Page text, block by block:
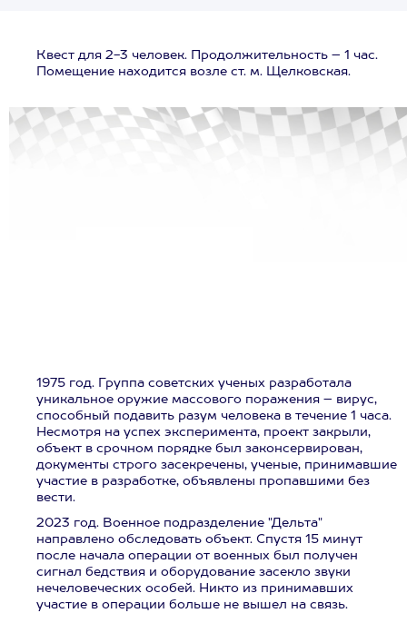
Квест для 2-3 человек. Продолжительность – 1 час.
Помещение находится возле ст. м. Щелковская.
1975 год. Группа советских ученых разработала
уникальное оружие массового поражения – вирус,
способный подавить разум человека в течение 1 часа.
Несмотря на успех эксперимента, проект закрыли,
объект в срочном порядке был законсервирован,
документы строго засекречены, ученые, принимавшие
участие в разработке, объявлены пропавшими без
вести.
2023 год. Военное подразделение "Дельта"
направлено обследовать объект. Спустя 15 минут
после начала операции от военных был получен
сигнал бедствия и оборудование засекло звуки
нечеловеческих особей. Никто из принимавших
участие в операции больше не вышел на связь.